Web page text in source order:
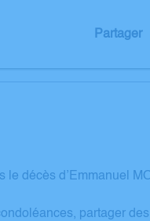
Partager
décès d’Emmanuel
partager